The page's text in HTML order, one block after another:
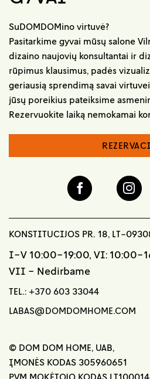
SuDOMDOMino virtuvė?
Pasitarkime gyvai mūsų salone
dizaino naujovių konsultantai ir
rūpimus klausimus, padės
geriausią sprendimą savai
jūsų poreikius pateiksime
Rezervuokite laiką nemokamai
KONSTITUCIJOS PR. 18, LT-
I-V 10:00-19:00, VI: 10:00-
VII - Nedirbame
TEL.: +370 603 33044
LABAS@DOMDOMHOME.COM
© DOM DOM HOME, UAB,
ĮMONĖS KODAS 305960651
PVM MOKĖTOJO KODAS